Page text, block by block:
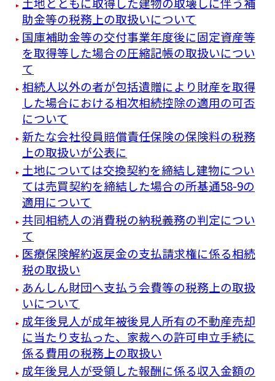
助金等の税務上の取扱いについて
国庫補助金等の交付事業年度後に固定資産等
を取得等した場合の圧縮記帳の取扱いについ
て
相続人以外の者が包括遺贈により財産を取得
した場合における相次相続控除の適用の可否
について
新たな会社役員賠償責任保険の保険料の税務
上の取扱いが公表に
土地については交換契約を締結し建物につい
ては売買契約を締結した場合の所基通58-9の
適用について
共同相続人の消費税の納税義務の判定につい
て
医療保険解約返戻金の支払請求権に係る相続
税の取扱い
あんしん財団へ支払う会費等の税務上の取扱
いについて
成年後見人が成年被後見人所有の不動産売却
に当たり支払った、家裁への許可申立手続に
係る費用の税務上の取扱い
成年後見人が受領した報酬に係る収入金額の